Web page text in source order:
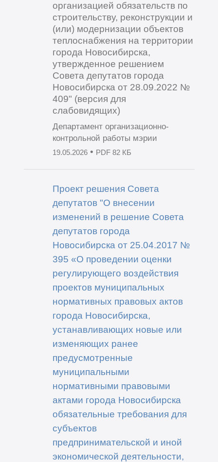
организацией обязательств по
строительству, реконструкции и
(или) модернизации объектов
теплоснабжения на территории
города Новосибирска,
утвержденное решением
Совета депутатов города
Новосибирска от 28.09.2022 №
409" (версия для
слабовидящих)
Департамент организационно-
контрольной работы мэрии
19.05.2026• PDF 82 КБ
Проект решения Совета
депутатов "О внесении
изменений в решение Совета
депутатов города
Новосибирска от 25.04.2017 №
395 «О проведении оценки
регулирующего воздействия
проектов муниципальных
нормативных правовых актов
города Новосибирска,
устанавливающих новые или
изменяющих ранее
предусмотренные
муниципальными
нормативными правовыми
актами города Новосибирска
обязательные требования для
субъектов
предпринимательской и иной
экономической деятельности,